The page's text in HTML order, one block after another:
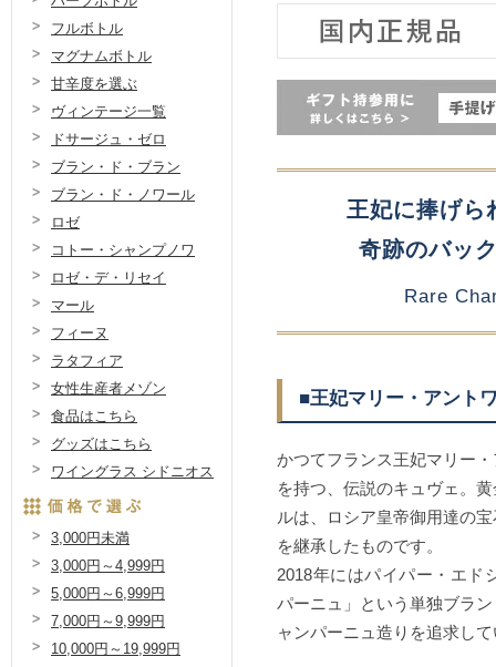
王妃に捧げら
奇跡のバッ
Rare
■王妃マリー・アント
かつてフランス王妃マリー
を持つ、伝説のキュヴェ。
ルは、ロシア皇帝御用達の
を継承したものです。
2018年にはパイパー・エド
パーニュ」という単独ブラ
ャンパーニュ造りを追求し
フルボトル
マグナムボトル
甘辛度を選ぶ
ヴィンテージ一覧
ドサージュ・ゼロ
ブラン・ド・ブラン
ブラン・ド・ノワール
ロゼ
コトー・シャンプノワ
ロゼ・デ・リセイ
マール
フィーヌ
ラタフィア
女性生産者メゾン
食品はこちら
グッズはこちら
ワイングラス シドニオス
3,000円未満
3,000円～4,999円
5,000円～6,999円
7,000円～9,999円
10,000円～19,999円